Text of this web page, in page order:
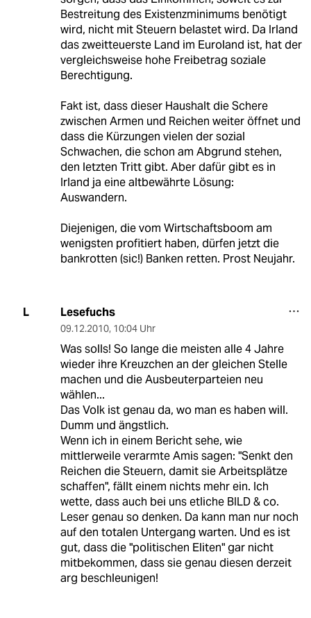
Bestreitung des Existenzminimums benötigt
wird, nicht mit Steuern belastet wird. Da Irland
das zweitteuerste Land im Euroland ist, hat der
vergleichsweise hohe Freibetrag soziale
Berechtigung.
Fakt ist, dass dieser Haushalt die Schere
zwischen Armen und Reichen weiter öffnet und
dass die Kürzungen vielen der sozial
Schwachen, die schon am Abgrund stehen,
den letzten Tritt gibt. Aber dafür gibt es in
Irland ja eine altbewährte Lösung:
Auswandern.
Diejenigen, die vom Wirtschaftsboom am
wenigsten profitiert haben, dürfen jetzt die
bankrotten (sic!) Banken retten. Prost Neujahr.
L Lesefuchs
09.12.2010, 10:04 Uhr
Was solls! So lange die meisten alle 4 Jahre
wieder ihre Kreuzchen an der gleichen Stelle
machen und die Ausbeuterparteien neu
wählen...
Das Volk ist genau da, wo man es haben will.
Dumm und ängstlich.
Wenn ich in einem Bericht sehe, wie
mittlerweile verarmte Amis sagen: "Senkt den
Reichen die Steuern, damit sie Arbeitsplätze
schaffen", fällt einem nichts mehr ein. Ich
wette, dass auch bei uns etliche BILD & co.
Leser genau so denken. Da kann man nur noch
auf den totalen Untergang warten. Und es ist
gut, dass die "politischen Eliten" gar nicht
mitbekommen, dass sie genau diesen derzeit
arg beschleunigen!